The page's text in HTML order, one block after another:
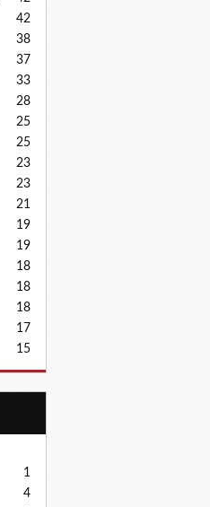
42
38
37
33
28
25
25
23
23
21
19
19
18
18
18
17
15
1
4